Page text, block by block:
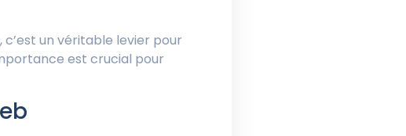
un véritable levier pour
est crucial pour